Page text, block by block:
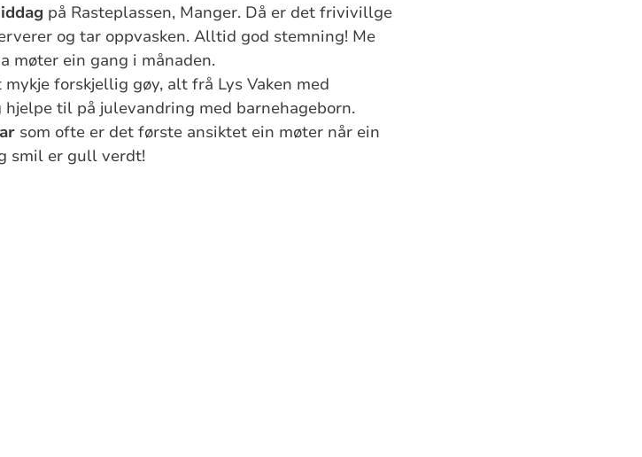
på Rasteplassen, Manger. Då er det frivivillge
og tar oppvasken. Alltid god stemning! Me
møter ein gang i månaden.
mykje forskjellig gøy, alt frå Lys Vaken med
til på julevandring med barnehageborn.
som ofte er det første ansiktet ein møter når ein
smil er gull verdt!